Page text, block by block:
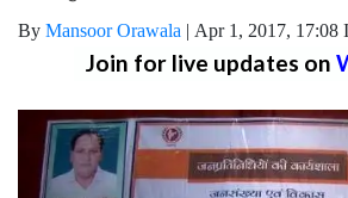
By Mansoor Orawala | Apr 1, 2017, 17:08
Join for live updates on